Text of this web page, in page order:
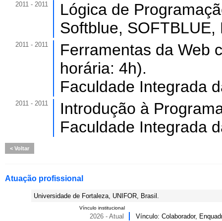
2011 - 2011
Lógica de
Softblue, SOFTBLUE,
2011 - 2011
Ferramentas da Web
horária: 4h).
Faculdade Integrada
2011 - 2011
Introdução à
Faculdade Integrada
Voltar
Atuação profissional
Universidade de Fortaleza, UNIFOR, Brasil.
Vínculo institucional
2026 - Atual Vínculo: Colaborador,